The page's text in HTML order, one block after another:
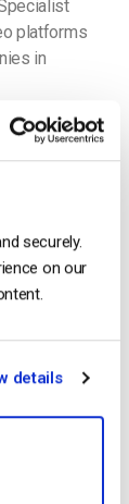
securely.
on our
details
platforms
in